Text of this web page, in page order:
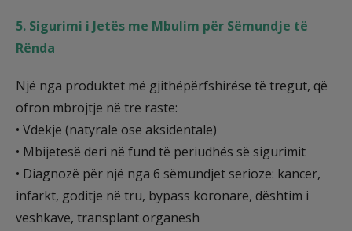
5. Sigurimi i Jetës me Mbulim për Sëmundje të
Rënda
Një nga produktet më gjithëpërfshirëse të tregut, që
ofron mbrojtje në tre raste:
• Vdekje (natyrale ose aksidentale)
• Mbijetesë deri në fund të periudhës së sigurimit
• Diagnozë për një nga 6 sëmundjet serioze: kancer,
infarkt, goditje në tru, bypass koronare, dështim i
veshkave, transplant organesh